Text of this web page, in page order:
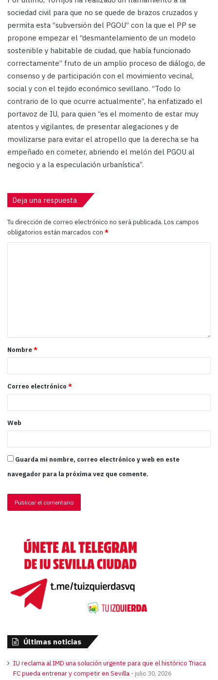
sociedad civil para que no se quede de brazos cruzados y
permita esta “subversión del PGOU” con la que el PP se
propone empezar el “desmantelamiento de un modelo
sostenible y habitable de ciudad, que había funcionado
correctamente” fruto de un amplio proceso de diálogo, de
consenso y de participación con el movimiento vecinal,
social y con el tejido económico sevillano. “Todo lo
contrario de lo que ocurre actualmente”, ha enfatizado el
portavoz de IU, para quien “es el momento de estar muy
atentos y vigilantes, de presentar alegaciones y de
movilizarse para evitar el atropello que la derecha se ha
empeñado en cometer, abriendo el melón del PGOU al
negocio y a la especulación urbanística”.
Deja una respuesta
Tu dirección de correo electrónico no será publicada. Los campos
obligatorios están marcados con *
Nombre*
Correo electrónico *
Web
Guarda mi nombre, correo electrónico y web en este
navegador para la próxima vez que comente.
Últimas noticias
IU reclama al IMD una solución urgente para que el histórico Triaca
FC pueda entrenar y competir en Sevilla
julio 30, 2026